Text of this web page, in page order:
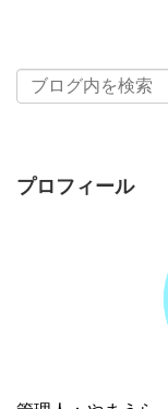
プロフィール